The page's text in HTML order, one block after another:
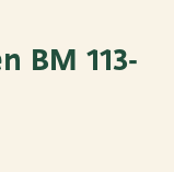
BM 113-